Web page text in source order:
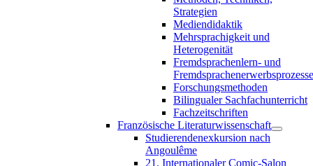
Strategien
Mediendidaktik
Mehrsprachigkeit und
Heterogenität
Fremdsprachenlern- und
Fremdsprachenerwerbsprozesse
Forschungsmethoden
Bilingualer Sachfachunterricht
Fachzeitschriften
Französische Literaturwissenschaft
Studierendenexkursion nach
Angoulême
21. Internationaler Comic-Salon